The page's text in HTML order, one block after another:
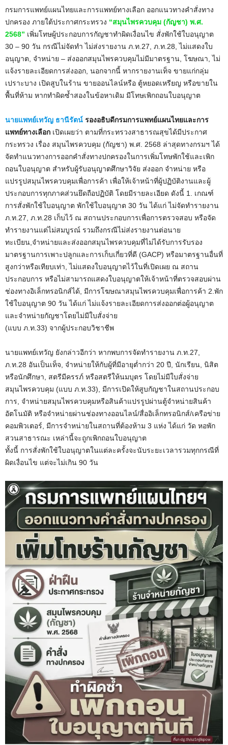
กรมการแพทย์แผนไทยและการแพทย์ทางเลือก ออกแนวทางคำสั่งทาง
ปกครอง ภายใต้ประกาศกระทรวง “สมุนไพรควบคุม (กัญชา) พ.ศ.
2568” เพิ่มโทษผู้ประกอบการกัญชาทำผิดเงื่อนไข สั่งพักใช้ใบอนุญาต
30 – 90 วัน กรณีไม่จัดทำ ไม่ส่งรายงาน ภ.ท.27, ภ.ท.28, ไม่แสดงใบ
อนุญาต, จำหน่าย – ส่งออกสมุนไพรควบคุมไม่มีมาตรฐาน, โฆษณา, ไม่
แจ้งรายละเอียดการส่งออก, นอกจากนี้ หากรายงานเท็จ ขายแก่กลุ่ม
เปราะบาง เปิดสูบในร้าน ขายออนไลน์หรือ ตู้หยอดเหรียญ หรือขายใน
พื้นที่ห้าม หากทำผิดซ้ำสองในข้อหาเดิม มีโทษเพิกถอนใบอนุญาต
นายแพทย์เทวัญ ธานีรัตน์ รองอธิบดีกรมการแพทย์แผนไทยและการ
แพทย์ทางเลือก เปิดเผยว่า ตามที่กระทรวงสาธารณสุขได้มีประกาศ
กระทรวง เรื่อง สมุนไพรควบคุม (กัญชา) พ.ศ. 2568 ล่าสุดทางกรมฯ ได้
จัดทำแนวทางการออกคำสั่งทางปกครองในการเพิ่มโทษพักใช้และเพิก
ถอนใบอนุญาต สำหรับผู้รับอนุญาตศึกษาวิจัย ส่งออก จำหน่าย หรือ
แปรรูปสมุนไพรควบคุมเพื่อการค้า เพื่อให้เจ้าหน้าที่ผู้ปฏิบัติงานและผู้
ประกอบการทุกภาคส่วนยึดถือปฏิบัติ โดยมีรายละเอียด ดังนี้ 1. เกณฑ์
การสั่งพักใช้ใบอนุญาต พักใช้ใบอนุญาต 30 วัน ได้แก่ ไม่จัดทำรายงาน
ภ.ท.27, ภ.ท.28 เก็บไว้ ณ สถานประกอบการเพื่อการตรวจสอบ หรือจัด
ทำรายงานแต่ไม่สมบูรณ์ รวมถึงกรณีไม่ส่งรายงานต่อนาย
ทะเบียน,จำหน่ายและส่งออกสมุนไพรควบคุมที่ไม่ได้รับการรับรอง
มาตรฐานการเพาะปลูกและการเก็บเกี่ยวที่ดี (GACP) หรือมาตรฐานอื่นที่
สูงกว่าหรือเทียบเท่า, ไม่แสดงใบอนุญาตไว้ในที่เปิดเผย ณ สถาน
ประกอบการ หรือไม่สามารถแสดงใบอนุญาตให้เจ้าหน้าที่ตรวจสอบผ่าน
ช่องทางอิเล็กทรอนิกส์ได้, มีการโฆษณาสมุนไพรควบคุมเพื่อการค้า 2.พัก
ใช้ใบอนุญาต 90 วัน ได้แก่ ไม่แจ้งรายละเอียดการส่งออกต่อผู้อนุญาต
และจำหน่ายกัญชาโดยไม่มีใบสั่งจ่าย
(แบบ ภ.ท.33) จากผู้ประกอบวิชาชีพ
นายแพทย์เทวัญ ยังกล่าวอีกว่า หากพบการจัดทำรายงาน ภ.ท.27,
ภ.ท.28 อันเป็นเท็จ, จำหน่ายให้กับผู้ที่มีอายุต่ำกว่า 20 ปี, นักเรียน, นิสิต
หรือนักศึกษา, สตรีมีครรภ์ หรือสตรีให้นมบุตร โดยไม่มีใบสั่งจ่าย
สมุนไพรควบคุม (แบบ ภ.ท.33), มีการเปิดให้สูบกัญชาในสถานประกอบ
การ, จำหน่ายสมุนไพรควบคุมหรือสินค้าแปรรูปผ่านตู้จำหน่ายสินค้า
อัตโนมัติ หรือจำหน่ายผ่านช่องทางออนไลน์/สื่ออิเล็กทรอนิกส์/เครือข่าย
คอมพิวเตอร์, มีการจำหน่ายในสถานที่ต้องห้าม 3 แห่ง ได้แก่ วัด หอพัก
สวนสาธารณะ เหล่านี้จะถูกเพิกถอนใบอนุญาต
ทั้งนี้ การสั่งพักใช้ใบอนุญาตในแต่ละครั้งจะนับระยะเวลารวมทุกกรณีที่
ผิดเงื่อนไข แต่จะไม่เกิน 90 วัน